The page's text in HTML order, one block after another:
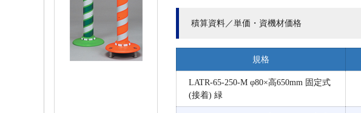
積算資料／単価・資機材価格
規格
LATR-65-250-M φ80×高650mm 固定式
(接着) 緑